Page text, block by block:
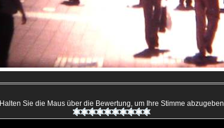
Halten Sie die Maus über die Bewertung, um Ihre Stimme abzugeben